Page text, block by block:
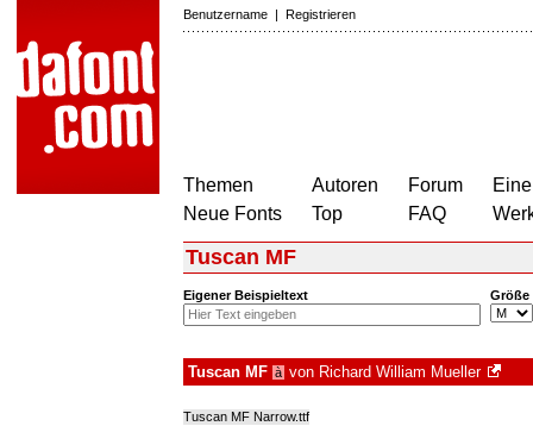
Benutzername | Registrieren
Themen
Neue Fonts
Autoren
Top
Forum
FAQ
Tuscan MF
Eigener Beispieltext Größe
Tuscan MF à von Richard William Mueller
Tuscan MF Narrow.ttf